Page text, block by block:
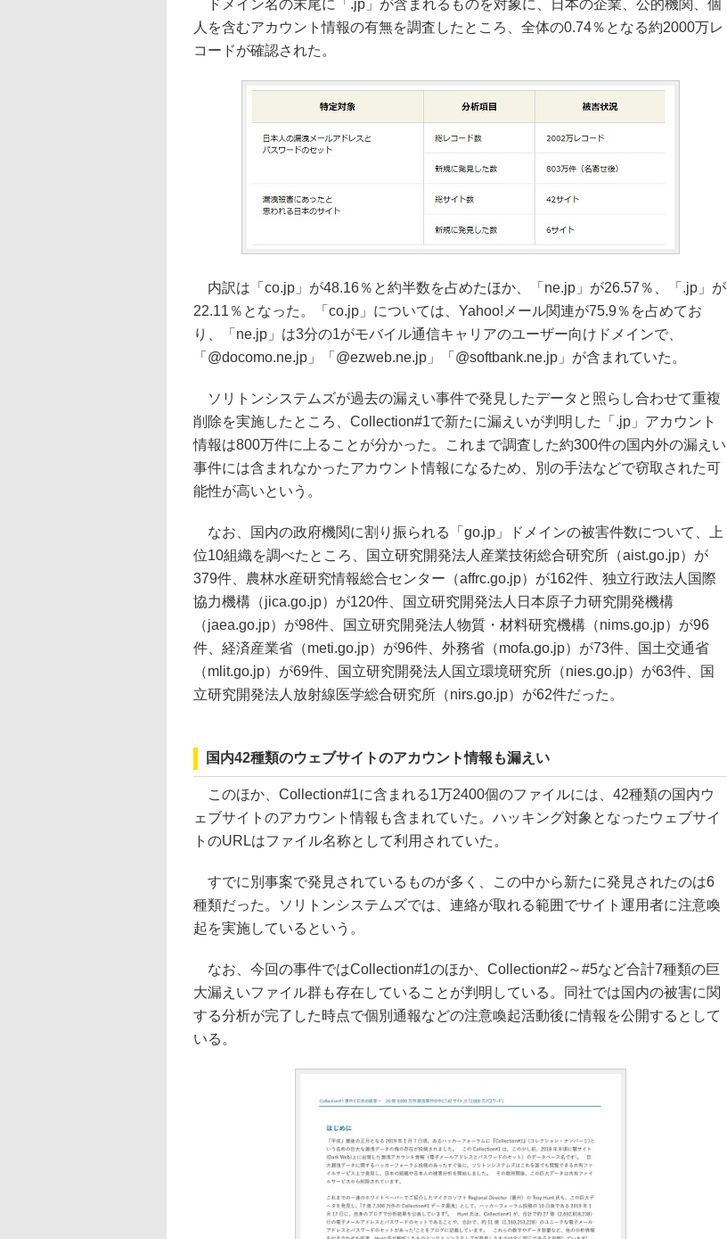
ドメイン名の末尾に「.jp」が含まれるものを対象に、日本の企業、公的機関、個
人を含むアカウント情報の有無を調査したところ、全体の0.74％となる約2000万レ
コードが確認された。
内訳は「co.jp」が48.16％と約半数を占めたほか、「ne.jp」が26.57％、「.jp」が
22.11％となった。「co.jp」については、Yahoo!メール関連が75.9％を占めてお
り、「ne.jp」は3分の1がモバイル通信キャリアのユーザー向けドメインで、
「@docomo.ne.jp」「@ezweb.ne.jp」「@softbank.ne.jp」が含まれていた。
ソリトンシステムズが過去の漏えい事件で発見したデータと照らし合わせて重複
削除を実施したところ、Collection#1で新たに漏えいが判明した「.jp」アカウント
情報は800万件に上ることが分かった。これまで調査した約300件の国内外の漏えい
事件には含まれなかったアカウント情報になるため、別の手法などで窃取された可
能性が高いという。
なお、国内の政府機関に割り振られる「go.jp」ドメインの被害件数について、上
位10組織を調べたところ、国立研究開発法人産業技術総合研究所（aist.go.jp）が
379件、農林水産研究情報総合センター（affrc.go.jp）が162件、独立行政法人国際
協力機構（jica.go.jp）が120件、国立研究開発法人日本原子力研究開発機構
（jaea.go.jp）が98件、国立研究開発法人物質・材料研究機構（nims.go.jp）が96
件、経済産業省（meti.go.jp）が96件、外務省（mofa.go.jp）が73件、国土交通省
（mlit.go.jp）が69件、国立研究開発法人国立環境研究所（nies.go.jp）が63件、国
立研究開発法人放射線医学総合研究所（nirs.go.jp）が62件だった。
国内42種類のウェブサイトのアカウント情報も漏えい
このほか、Collection#1に含まれる1万2400個のファイルには、42種類の国内ウ
ェブサイトのアカウント情報も含まれていた。ハッキング対象となったウェブサイ
トのURLはファイル名称として利用されていた。
すでに別事案で発見されているものが多く、この中から新たに発見されたのは6
種類だった。ソリトンシステムズでは、連絡が取れる範囲でサイト運用者に注意喚
起を実施しているという。
なお、今回の事件ではCollection#1のほか、Collection#2～#5など合計7種類の巨
大漏えいファイル群も存在していることが判明している。同社では国内の被害に関
する分析が完了した時点で個別通報などの注意喚起活動後に情報を公開するとして
いる。